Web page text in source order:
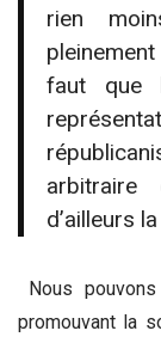
rien
faut que
d’ailleurs
Nous
promouvant la